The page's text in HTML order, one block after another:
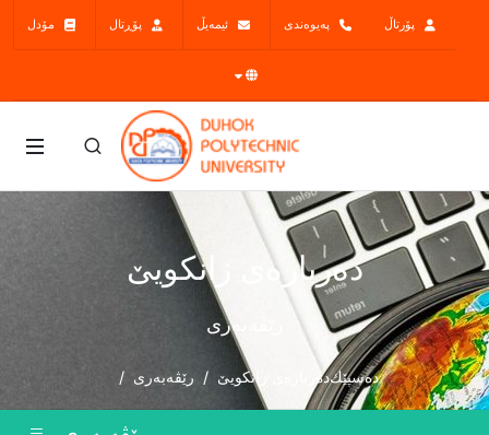
پۆرتاڵ پەیوەندی ئیمەیڵ پۆڕتال مۆدل
ده‌رباره‌ی زانكویێ
رێڤەبەری
دەسپێكده‌رباره‌ی زانكویێ رێڤەبەری